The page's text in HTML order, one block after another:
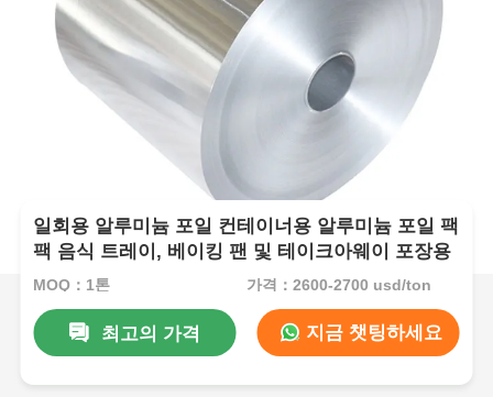
일회용 알루미늄 포일 컨테이너용 알루미늄 포일 팩
팩 음식 트레이, 베이킹 팬 및 테이크아웨이 포장용
MOQ：1톤 가격：2600-2700 usd/ton
최고의 가격 지금 챗팅하세요